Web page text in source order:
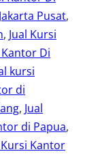
Pusat
, Jual Kursi
Di
kursi
di
, Jual
di Papua
Kursi Kantor